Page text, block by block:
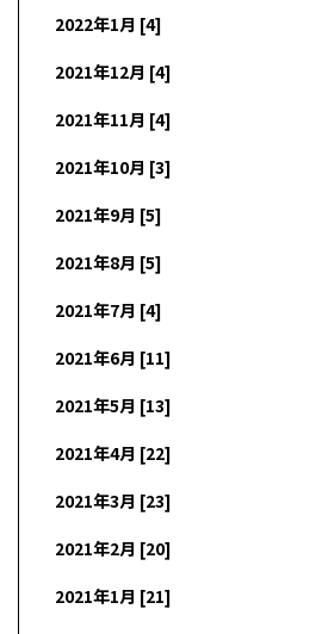
2022年1月 [4]
2021年12月 [4]
2021年11月 [4]
2021年10月 [3]
2021年9月 [5]
2021年8月 [5]
2021年7月 [4]
2021年6月 [11]
2021年5月 [13]
2021年4月 [22]
2021年3月 [23]
2021年2月 [20]
2021年1月 [21]